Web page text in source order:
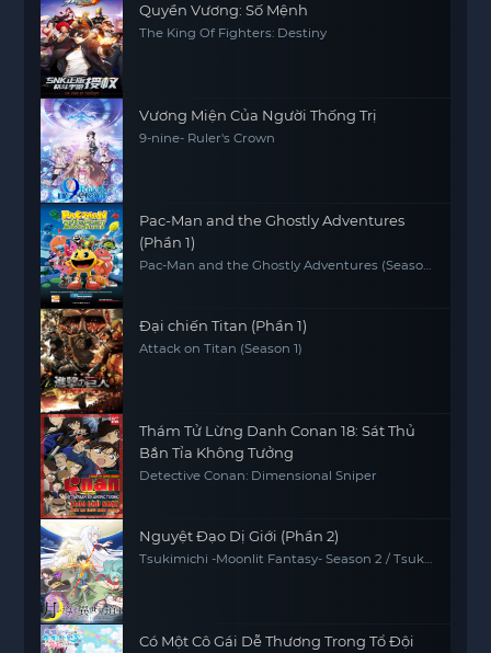
Quyền Vương: Số Mệnh
The King Of Fighters: Destiny
Vương Miện Của Người Thống Trị
9-nine- Ruler's Crown
Pac-Man and the Ghostly Adventures
(Phần 1)
Pac-Man and the Ghostly Adventures (Season
Đại chiến Titan (Phần 1)
Attack on Titan (Season 1)
Thám Tử Lừng Danh Conan 18: Sát Thủ
Bắn Tỉa Không Tưởng
Detective Conan: Dimensional Sniper
Nguyệt Đạo Dị Giới (Phần 2)
Tsukimichi -Moonlit Fantasy- Season 2 / Tsuki
Có Một Cô Gái Dễ Thương Trong Tổ Đội